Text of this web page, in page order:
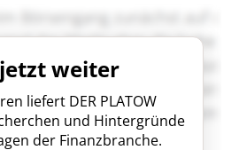
jetzt weiter
liefert DER PLATOW
und Hintergründe
der Finanzbranche.